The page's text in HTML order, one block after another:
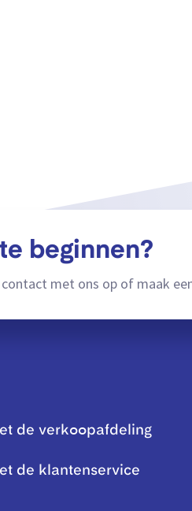
beginnen?
met ons op of maak
de verkoopafdeling
de klantenservice